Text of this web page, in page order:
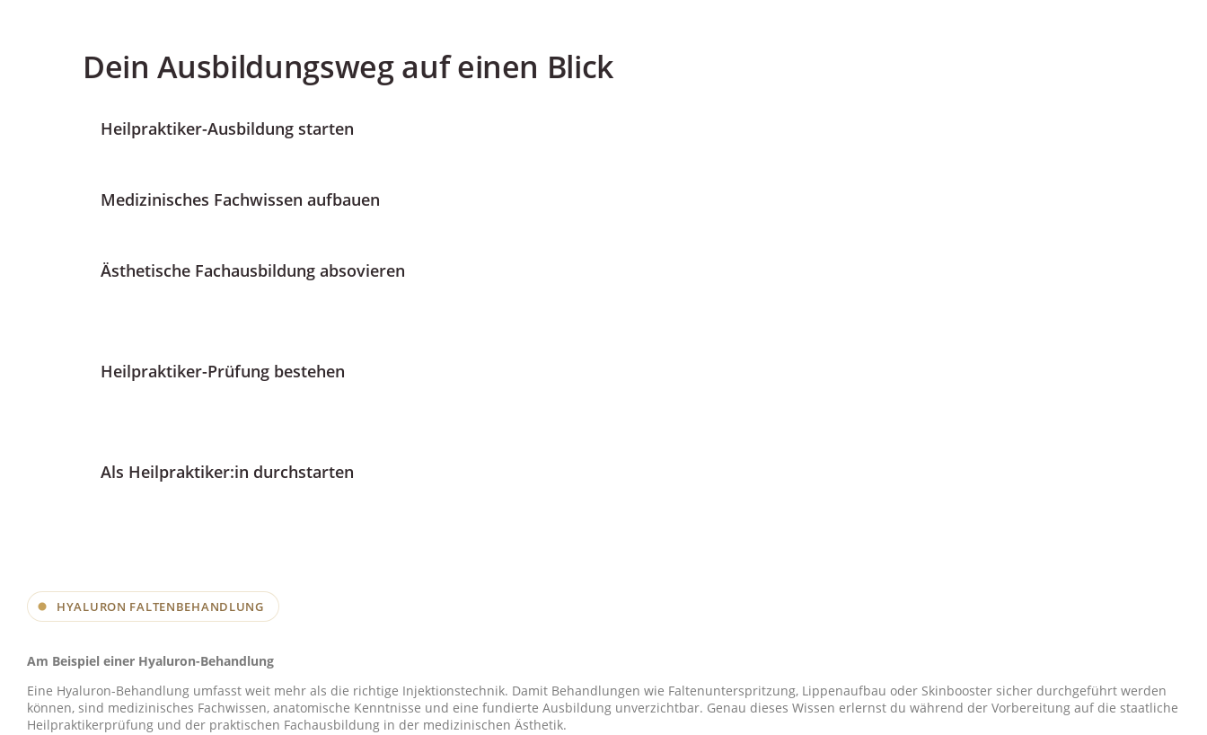
Dein Ausbildungsweg auf einen Blick
Heilpraktiker-Ausbildung starten
Medizinisches Fachwissen aufbauen
Ästhetische Fachausbildung absovieren
Heilpraktiker-Prüfung bestehen
Als Heilpraktiker:in durchstarten
HYALURON FALTENBEHANDLUNG
Am Beispiel einer Hyaluron-Behandlung
Eine Hyaluron-Behandlung umfasst weit mehr als die richtige Injektionstechnik. Damit Behandlungen wie Faltenunterspritzung, Lippenaufbau oder Skinbooster sicher durchgeführt werden
können, sind medizinisches Fachwissen, anatomische Kenntnisse und eine fundierte Ausbildung unverzichtbar. Genau dieses Wissen erlernst du während der Vorbereitung auf die staatliche
Heilpraktikerprüfung und der praktischen Fachausbildung in der medizinischen Ästhetik.